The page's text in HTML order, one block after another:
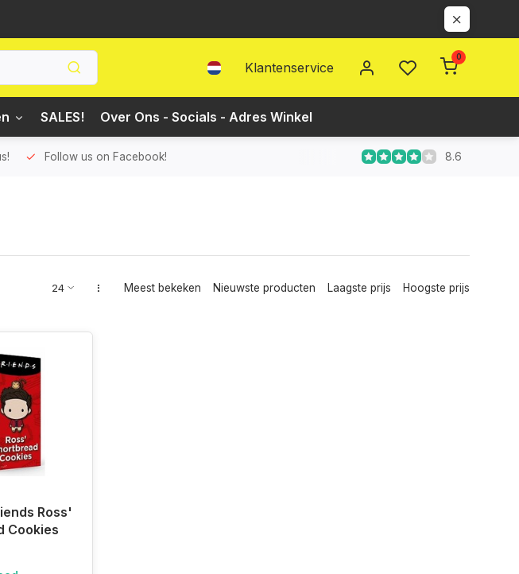
Klantenservice
0
SALES! Over Ons - Socials - Adres Winkel
Follow us on Facebook! 8.6
Meest bekeken Nieuwste producten Laagste prijs Hoogste prijs
Ross'
Cookies